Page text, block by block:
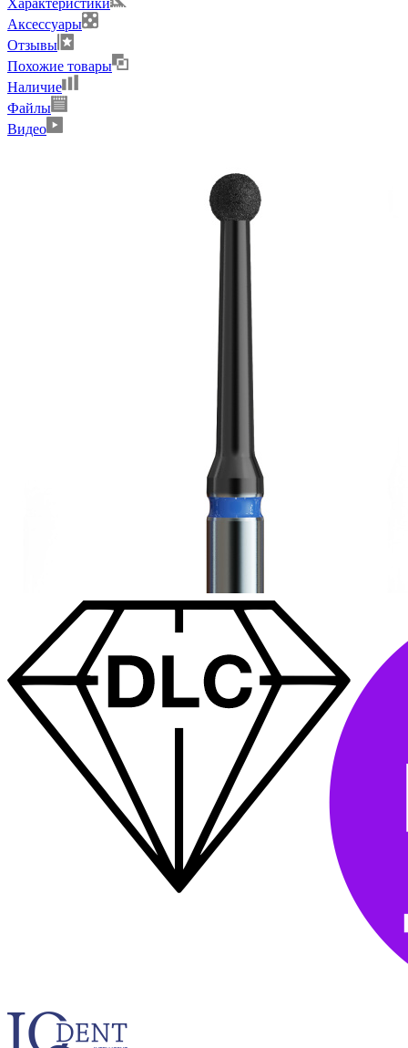
Аксессуары
Отзывы
Похожие товары
Наличие
Файлы
Видео